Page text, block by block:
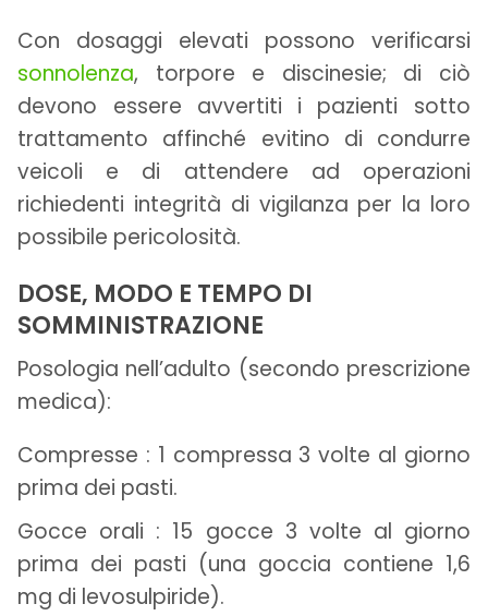
Con dosaggi elevati possono verificarsi
sonnolenza, torpore e discinesie; di ciò
devono essere avvertiti i pazienti sotto
trattamento affinché evitino di condurre
veicoli e di attendere ad operazioni
richiedenti integrità di vigilanza per la loro
possibile pericolosità.
DOSE, MODO E TEMPO DI
SOMMINISTRAZIONE
Posologia nell’adulto (secondo prescrizione
medica):
Compresse : 1 compressa 3 volte al giorno
prima dei pasti.
Gocce orali : 15 gocce 3 volte al giorno
prima dei pasti (una goccia contiene 1,6
mg di levosulpiride).